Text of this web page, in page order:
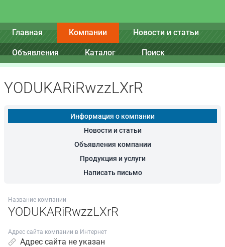
Главная Компании Новости и статьи
Объявления Каталог Поиск
YODUKARiRwzzLXrR
Информация о компании
Новости и статьи
Объявления компании
Продукция и услуги
Написать письмо
Название компании
YODUKARiRwzzLXrR
Адрес сайта компании в Интернет
Адрес сайта не указан